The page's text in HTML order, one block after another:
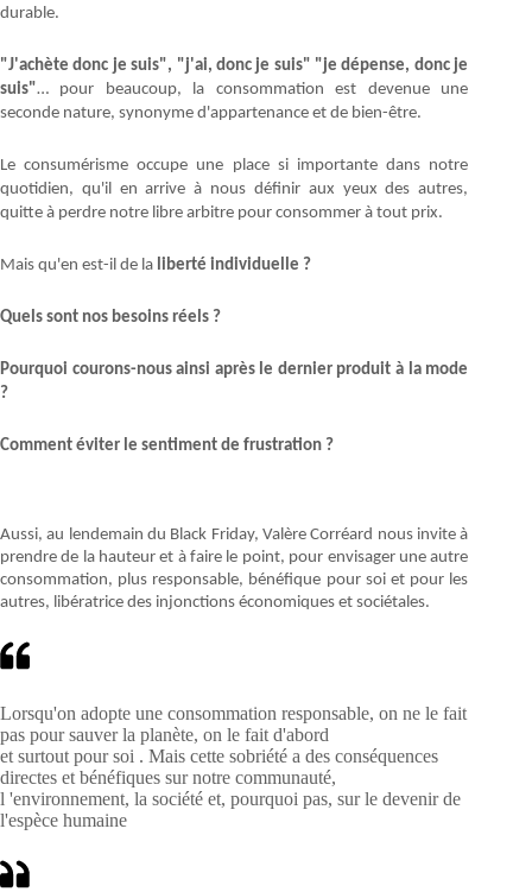
durable.
"J'achète donc je suis", "j'ai, donc je suis" "je dépense, donc je
suis"… pour beaucoup, la consommation est devenue une
seconde nature, synonyme d'appartenance et de bien-être.
Le consumérisme occupe une place si importante dans notre
quotidien, qu'il en arrive à nous définir aux yeux des autres,
quitte à perdre notre libre arbitre pour consommer à tout prix.
Mais qu'en est-il de la liberté individuelle ?
Quels sont nos besoins réels ?
Pourquoi courons-nous ainsi après le dernier produit à la mode
?
Comment éviter le sentiment de frustration ?
Aussi, au lendemain du Black Friday, Valère Corréard nous invite à
prendre de la hauteur et à faire le point, pour envisager une autre
consommation, plus responsable, bénéfique pour soi et pour les
autres, libératrice des injonctions économiques et sociétales.
Lorsqu'on adopte une consommation responsable, on ne le fait
pas pour sauver la planète, on le fait d'abord
et surtout pour soi . Mais cette sobriété a des conséquences
directes et bénéfiques sur notre communauté,
l 'environnement, la société et, pourquoi pas, sur le devenir de
l'espèce humaine